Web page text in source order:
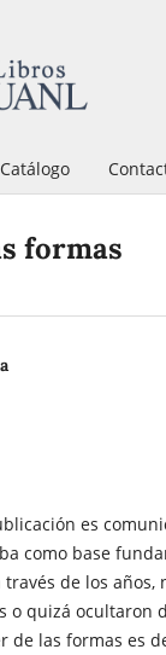
Catálogo
formas
es
como base
de los años,
o quizá ocultaron
de las formas es